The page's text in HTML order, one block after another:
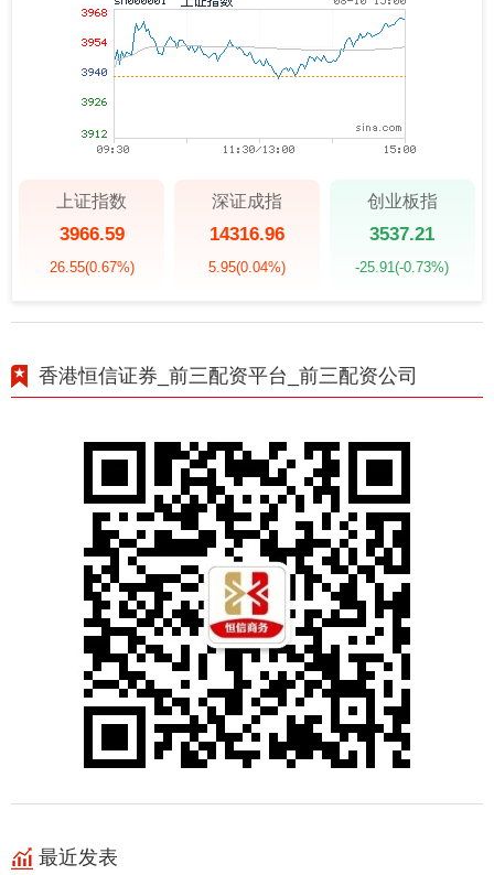
上证指数
3966.59
26.55(0.67%)
深证成指
14316.96
5.95(0.04%)
创业板指
3537.21
-25.91(-0.73%)
香港恒信证券_前三配资平台_前三配资公司
最近发表